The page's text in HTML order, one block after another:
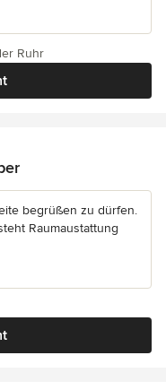
Ruhr
begrüßen zu dürfen.
Raumaustattung